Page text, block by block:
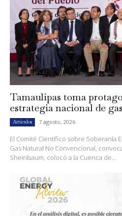
Tamaulipas toma
estrategia nacional de
Artículos 7 agosto, 2026
El Comité Científico sobre Soberanía
Gas Natural No Convencional,
Sheinbaum, colocó a la Cuenca de...